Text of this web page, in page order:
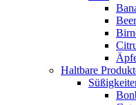
Haltbare